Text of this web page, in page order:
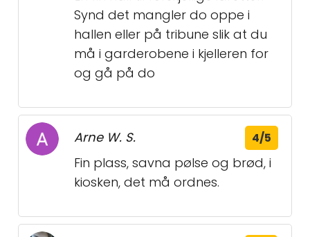
Synd det mangler do oppe i
hallen eller på tribune slik at du
må i garderobene i kjelleren for
og gå på do
Arne W. S. 4/5
Fin plass, savna pølse og brød, i
kiosken, det må ordnes.